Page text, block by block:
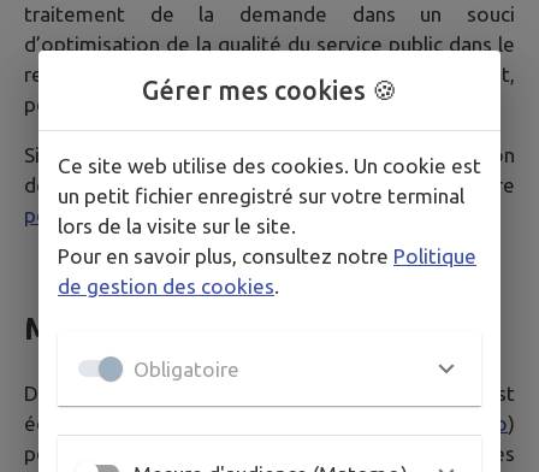
traitement de la demande dans un souci
d’optimisation de la qualité du service public dans le
respect des dispositions légales qui les concernent,
personne qui peut être externe à ces collectivités.
Si vous souhaitez plus d'informations sur la gestion
de vos données personnelles, consultez notre
politique de confidentialité
Mesure d'audience
Dans le but de mesurer l'audience du Site, celui-ci est
équipé d'un système de traceurs (
Matomo)
permettant de collecter des données statistiques
Gérer mes cookies 🍪
Ce site web utilise des cookies. Un cookie est
un petit fichier enregistré sur votre terminal
lors de la visite sur le site.
Pour en savoir plus, consultez notre Politique
de gestion des cookies.
Obligatoire